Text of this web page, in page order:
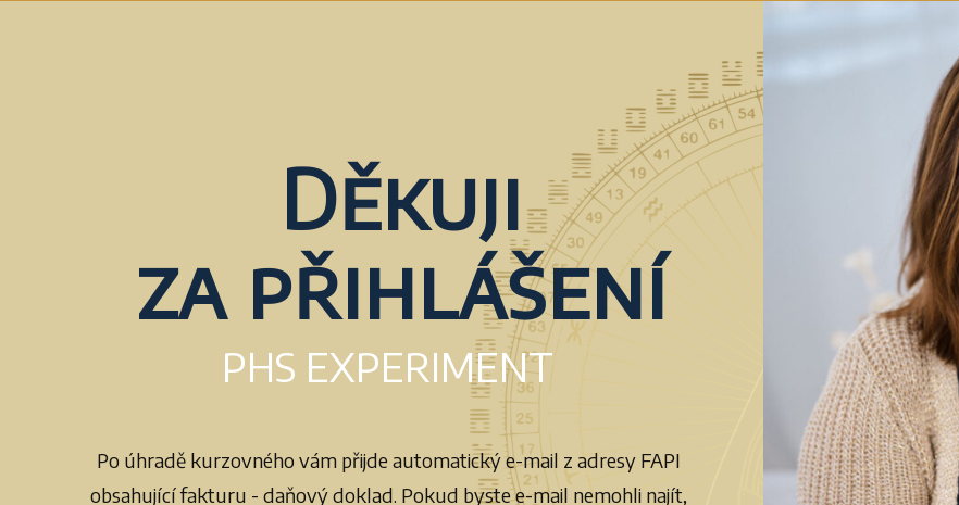
Děkuji
za přihlášení
PHS EXPERIMENT
Po úhradě kurzovného vám přijde automatický e-mail z adresy FAPI
obsahující fakturu - daňový doklad. Pokud byste e-mail nemohli najít,